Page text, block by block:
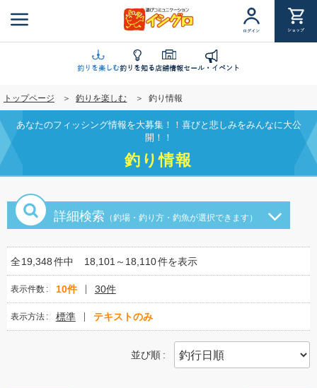
ン
に
移
動
ログイン ショップ
釣りを楽しむ釣りを知る店舗情報セール・イベント
トップページ 釣りを楽しむ 釣り情報
あなたのフィッシング情報を大募集！！喜びと悲しみをみんなに大公
開！！
釣り情報
詳細検索 （釣場・釣り方・釣魚が選択できます）
全19,348件中 18,101～18,110件を表示
表示件数 10件 30件
表示方法 標準 テキストのみ
並び順